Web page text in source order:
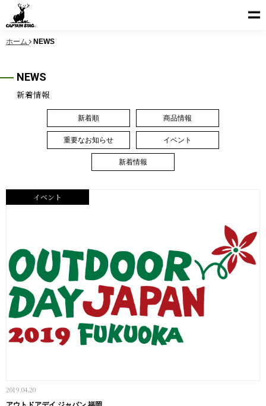
ホーム NEWS
NEWS
新着情報
新着順 商品情報
重要なお知らせ イベント
新着情報
イベント
2019.04.20